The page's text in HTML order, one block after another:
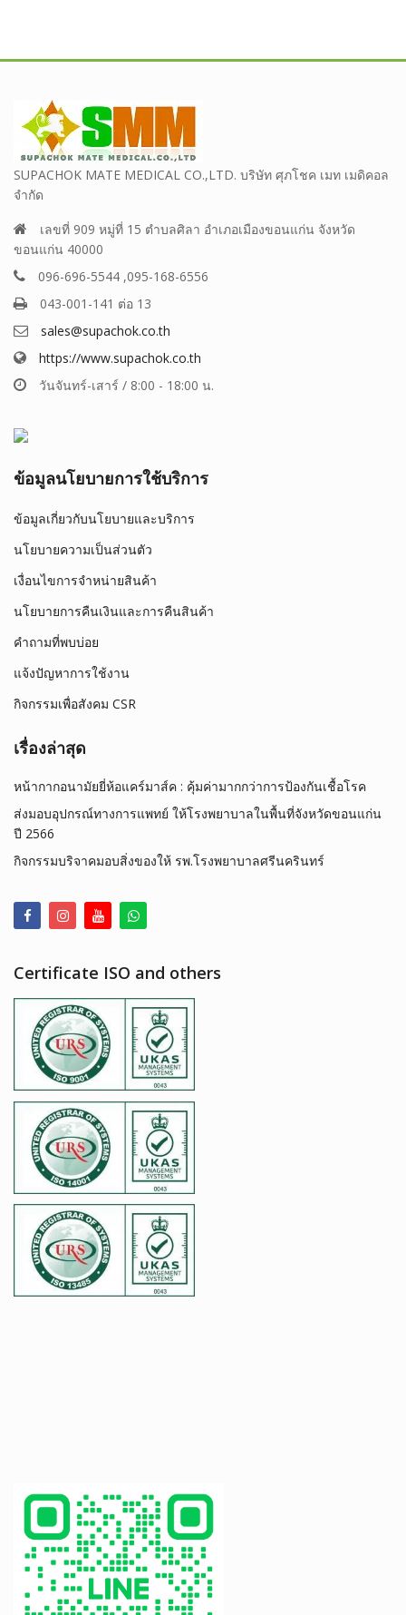
SUPACHOK MATE MEDICAL CO.,LTD. บริษัท ศุภโชค เมท เมดิคอล
จำกัด
เลขที่ 909 หมู่ที่ 15 ตำบลศิลา อำเภอเมืองขอนแก่น จังหวัด
ขอนแก่น 40000
096-696-5544 ,095-168-6556
043-001-141 ต่อ 13
sales@supachok.co.th
https://www.supachok.co.th
วันจันทร์-เสาร์ / 8:00 - 18:00 น.
ข้อมูลนโยบายการใช้บริการ
ข้อมูลเกี่ยวกับนโยบายและบริการ
นโยบายความเป็นส่วนตัว
เงื่อนไขการจำหน่ายสินค้า
นโยบายการคืนเงินและการคืนสินค้า
คำถามที่พบบ่อย
แจ้งปัญหาการใช้งาน
กิจกรรมเพื่อสังคม CSR
เรื่องล่าสุด
หน้ากากอนามัยยี่ห้อแคร์มาส์ค : คุ้มค่ามากกว่าการป้องกันเชื้อโรค
ส่งมอบอุปกรณ์ทางการแพทย์ ให้โรงพยาบาลในพื้นที่จังหวัดขอนแก่น
ปี 2566
กิจกรรมบริจาคมอบสิ่งของให้ รพ.โรงพยาบาลศรีนครินทร์
Certificate ISO and others